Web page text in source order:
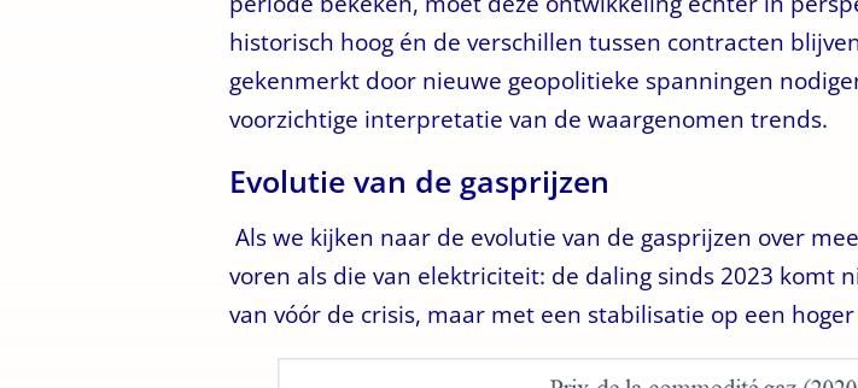
historisch hoog én de verschillen tussen contracten
gekenmerkt door nieuwe geopolitieke spanningen
voorzichtige interpretatie van de waargenomen trends.
Evolutie van de gasprijzen
Als we kijken naar de evolutie van de gasprijzen over
voren als die van elektriciteit: de daling sinds 2023 komt
van vóór de crisis, maar met een stabilisatie op een